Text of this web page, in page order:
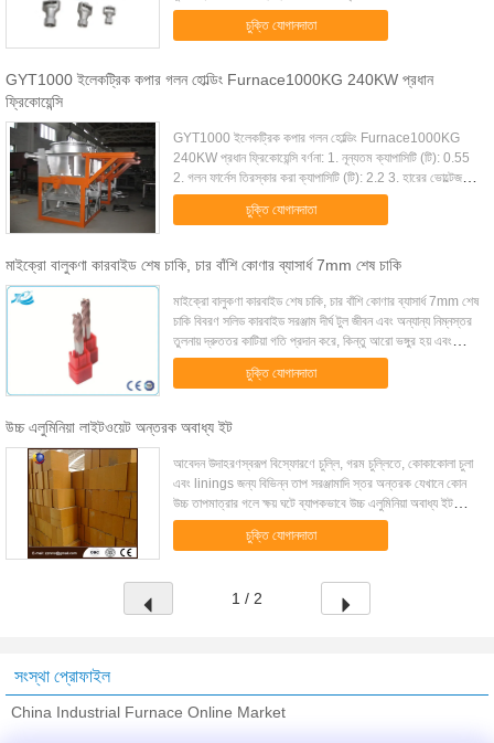
চুক্তি যোগানদাতা
GYT1000 ইলেকট্রিক কপার গলন হোল্ডিং Furnace1000KG 240KW প্রধান
ফ্রিকোয়েন্সি
GYT1000 ইলেকট্রিক কপার গলন হোল্ডিং Furnace1000KG
240KW প্রধান ফ্রিকোয়েন্সি বর্ণনা: 1. নূন্যতম ক্যাপাসিটি (টি): 0.55
2. গলন ফার্নেস তিরস্কার করা ক্যাপাসিটি (টি): 2.2 3. হারের ভোল্টেজ
(v): 380 4. ধাপ সংখ্যা: 3 5...
চুক্তি যোগানদাতা
মাইক্রো বালুকণা কারবাইড শেষ চাকি, চার বাঁশি কোণার ব্যাসার্ধ 7mm শেষ চাকি
মাইক্রো বালুকণা কারবাইড শেষ চাকি, চার বাঁশি কোণার ব্যাসার্ধ 7mm শেষ
চাকি বিবরণ সলিড কারবাইড সরঞ্জাম দীর্ঘ টুল জীবন এবং অন্যান্য নিম্নস্তর
তুলনায় দ্রুততর কাটিয়া গতি প্রদান করে, কিন্তু আরো ভঙ্গুর হয় এবং
অনমনীয...
চুক্তি যোগানদাতা
উচ্চ এলুমিনিয়া লাইটওয়েট অন্তরক অবাধ্য ইট
আবেদন উদাহরণস্বরূপ বিস্ফোরণে চুল্লি, গরম চুল্লিতে, কোকাকোলা চুলা
এবং linings জন্য বিভিন্ন তাপ সরঞ্জামাদি স্তর অন্তরক যেখানে কোন
উচ্চ তাপমাত্রার গলে ক্ষয় ঘটে ব্যাপকভাবে উচ্চ এলুমিনিয়া অবাধ্য ইট
ব্যবহারের. বৈশি...
চুক্তি যোগানদাতা
1 / 2
সংস্থা প্রোফাইল
China Industrial Furnace Online Market